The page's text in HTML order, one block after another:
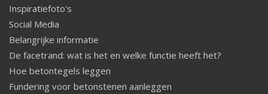
Inspiratiefoto's
Social Media
Belangrijke informatie
De facetrand: wat is het en welke functie heeft het?
Hoe betontegels leggen
Fundering voor betonstenen aanleggen